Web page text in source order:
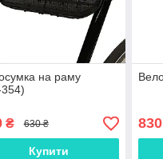
на раму
₴ 630 ₴
Купити
830